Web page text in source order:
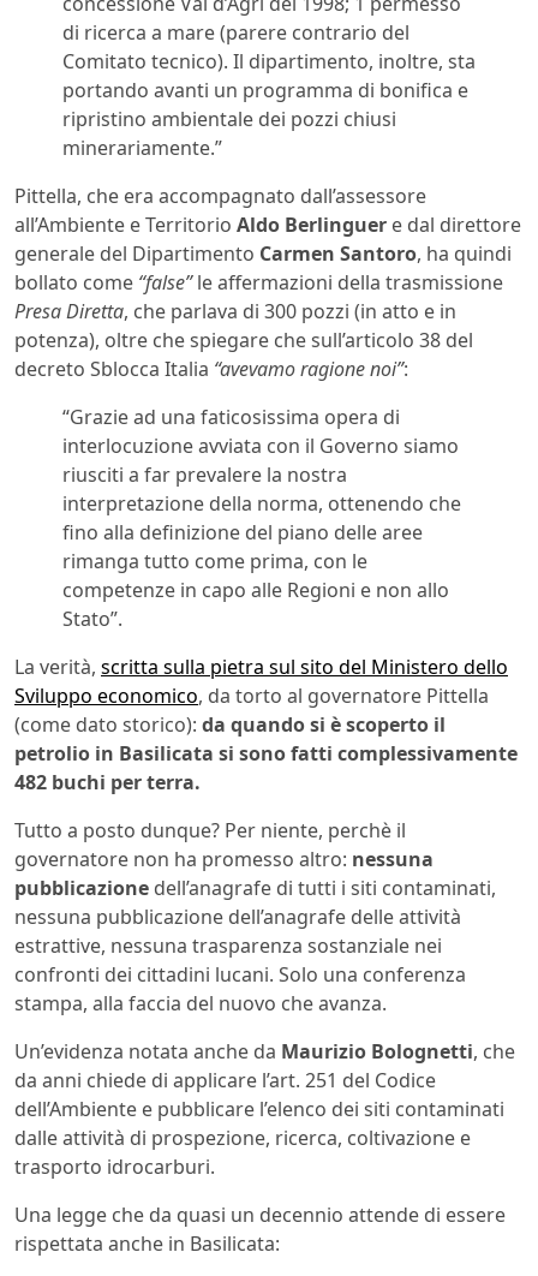
di ricerca a mare (parere contrario del
Comitato tecnico). Il dipartimento, inoltre, sta
portando avanti un programma di bonifica e
ripristino ambientale dei pozzi chiusi
minerariamente.”
Pittella, che era accompagnato dall’assessore
all’Ambiente e Territorio Aldo Berlinguer e dal direttore
generale del Dipartimento Carmen Santoro, ha quindi
bollato come “false”le affermazioni della trasmissione
Presa Diretta, che parlava di 300 pozzi (in atto e in
potenza), oltre che spiegare che sull’articolo 38 del
decreto Sblocca Italia “avevamo ragione noi”:
“Grazie ad una faticosissima opera di
interlocuzione avviata con il Governo siamo
riusciti a far prevalere la nostra
interpretazione della norma, ottenendo che
fino alla definizione del piano delle aree
rimanga tutto come prima, con le
competenze in capo alle Regioni e non allo
Stato”.
La verità, scritta sulla pietra sul sito del Ministero dello
Sviluppo economico, da torto al governatore Pittella
(come dato storico): da quando si è scoperto il
petrolio in Basilicata si sono fatti complessivamente
482 buchi per terra.
Tutto a posto dunque? Per niente, perchè il
governatore non ha promesso altro: nessuna
pubblicazione dell’anagrafe di tutti i siti contaminati,
nessuna pubblicazione dell’anagrafe delle attività
estrattive, nessuna trasparenza sostanziale nei
confronti dei cittadini lucani. Solo una conferenza
stampa, alla faccia del nuovo che avanza.
Un’evidenza notata anche da Maurizio Bolognetti, che
da anni chiede di applicare l’art. 251 del Codice
dell’Ambiente e pubblicare l’elenco dei siti contaminati
dalle attività di prospezione, ricerca, coltivazione e
trasporto idrocarburi.
Una legge che da quasi un decennio attende di essere
rispettata anche in Basilicata: